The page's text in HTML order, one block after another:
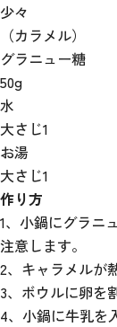
少々
（カラメル）
グラニュー糖
50g
水
大さじ1
お湯
大さじ1
作り方
1、小鍋にグラニ
注意します。
2、キャラメルが
3、ボウルに卵を
4、小鍋に牛乳を